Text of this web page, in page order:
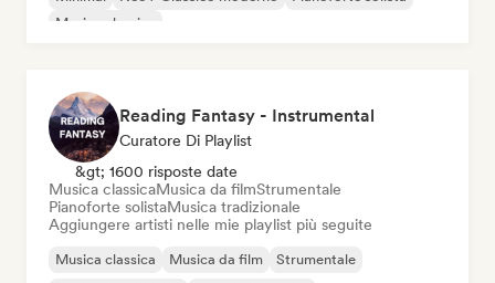
Musica classica
Reading Fantasy - Instrumental
Curatore Di Playlist
&gt; 1600 risposte date
Musica classicaMusica da filmStrumentale
Pianoforte solistaMusica tradizionale
Aggiungere artisti nelle mie playlist più seguite
Musica classica Musica da film
Strumentale